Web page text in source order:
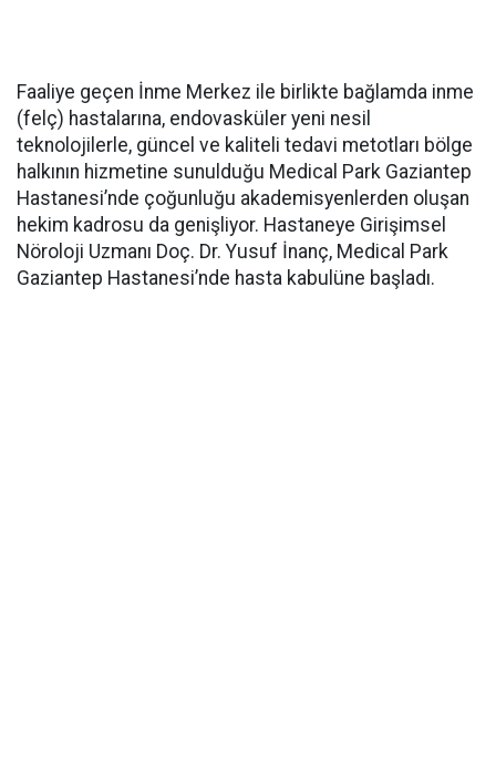
Faaliye geçen İnme Merkez ile birlikte bağlamda inme
(felç) hastalarına, endovasküler yeni nesil
teknolojilerle, güncel ve kaliteli tedavi metotları bölge
halkının hizmetine sunulduğu Medical Park Gaziantep
Hastanesi’nde çoğunluğu akademisyenlerden oluşan
hekim kadrosu da genişliyor. Hastaneye Girişimsel
Nöroloji Uzmanı Doç. Dr. Yusuf İnanç, Medical Park
Gaziantep Hastanesi’nde hasta kabulüne başladı.